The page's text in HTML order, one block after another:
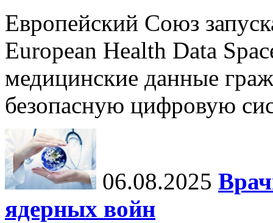
Европейский Союз
European Health Data
медицинские данные
безопасную цифровую
06.08.2025
ядерных войн